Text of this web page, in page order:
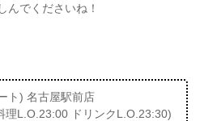
んでくださいね！
ト) 名古屋駅前店
理L.O.23:00 ドリンクL.O.23:30)